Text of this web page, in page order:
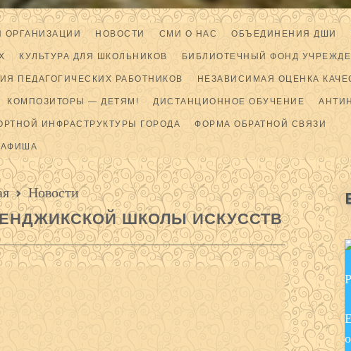
ОРГАНИЗАЦИИ НОВОСТИ СМИ О НАС ОБЪЕДИНЕНИЯ ДШИ
КУЛЬТУРА ДЛЯ ШКОЛЬНИКОВ БИБЛИОТЕЧНЫЙ ФОНД
ПЕДАГОГИЧЕСКИХ РАБОТНИКОВ НЕЗАВИСИМАЯ ОЦЕНКА
КОМПОЗИТОРЫ — ДЕТЯМ! ДИСТАНЦИОННОЕ ОБУЧЕНИЕ
ИНФРАСТРУКТУРЫ ГОРОДА ФОРМА ОБРАТНОЙ СВЯЗИ
АФИША
Новости
ШКОЛЫ ИСКУССТВ